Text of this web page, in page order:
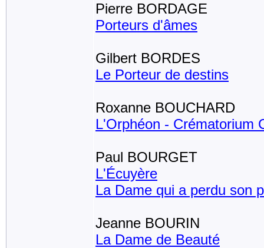
Pierre BORDAGE
Porteurs d'âmes
Gilbert BORDES
Le Porteur de destins
Roxanne BOUCHARD
L'Orphéon - Crématorium
Paul BOURGET
L'Écuyère
La Dame qui a perdu son
Jeanne BOURIN
La Dame de Beauté